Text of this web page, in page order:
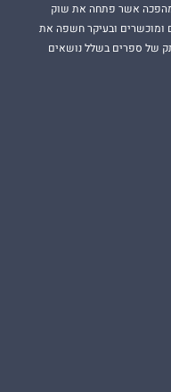
מהפכה אשר פתחה את שוק
ומוכשרים ובעיקר חשפה את
של ספרים בשלל נושאים